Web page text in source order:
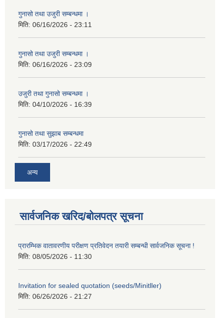
गुनासो तथा उजुरी सम्बन्धमा ।
मिति: 06/16/2026 - 23:11
गुनासो तथा उजुरी सम्बन्धमा ।
मिति: 06/16/2026 - 23:09
उजुरी तथा गुनासो सम्बन्धमा ।
मिति: 04/10/2026 - 16:39
गुनासो तथा सुझाब सम्बन्धमा
मिति: 03/17/2026 - 22:49
अन्य
सार्वजनिक खरिद/बोलपत्र सूचना
प्रारम्भिक वातावरणीय परीक्षण प्रतिवेदन तयारी सम्बन्धी सार्वजनिक सूचना !
मिति: 08/05/2026 - 11:30
Invitation for sealed quotation (seeds/Minitller)
मिति: 06/26/2026 - 21:27